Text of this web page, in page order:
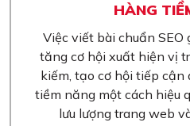
HÀNG
Việc viết bài chuẩn SEO
tăng cơ hội xuất hiện vị
kiếm, tạo cơ hội tiếp
tiềm năng một cách hiệu
lưu lượng trang web